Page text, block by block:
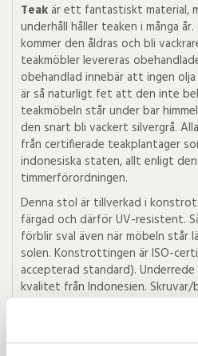
Teakär ett fantastiskt material,
underhåll håller teaken i många
kommer den åldras och bli
teakmöbler levereras
obehandlad innebär att ingen
är så naturligt fet att den inte
teakmöbeln står under bar
den snart bli vackert silvergrå.
från certifierade teakplantager
indonesiska staten, allt enligt
timmerförordningen.
Denna stol är tillverkad i
färgad och därför UV-resistent.
förblir sval även när möbeln står
solen. Konstrottingen är ISO-
accepterad standard).
kvalitet från Indonesien.
Vreta i polyester eller Sunbrella